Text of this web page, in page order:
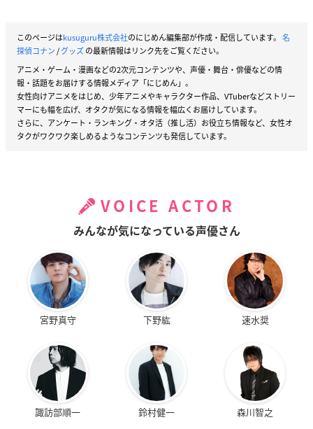
このページはkusuguru株式会社のにじめん編集部が作成・配信しています。 名
探偵コナン/グッズの最新情報はリンク先をご覧ください。
アニメ・ゲーム・漫画などの2次元コンテンツや、声優・舞台・俳優などの情
報・話題をお届けする情報メディア「にじめん」。
女性向けアニメをはじめ、少年アニメやキャラクター作品、VTuberなどストリー
マーにも幅を広げ、オタクが気になる情報を幅広くお届けしています。
さらに、アンケート・ランキング・オタ活（推し活）お役立ち情報など、女性オ
タクがワクワク楽しめるようなコンテンツも発信しています。
VOICE ACTOR
みんなが気になっている声優さん
宮野真守 下野紘 速水奨
諏訪部順一 鈴村健一 森川智之